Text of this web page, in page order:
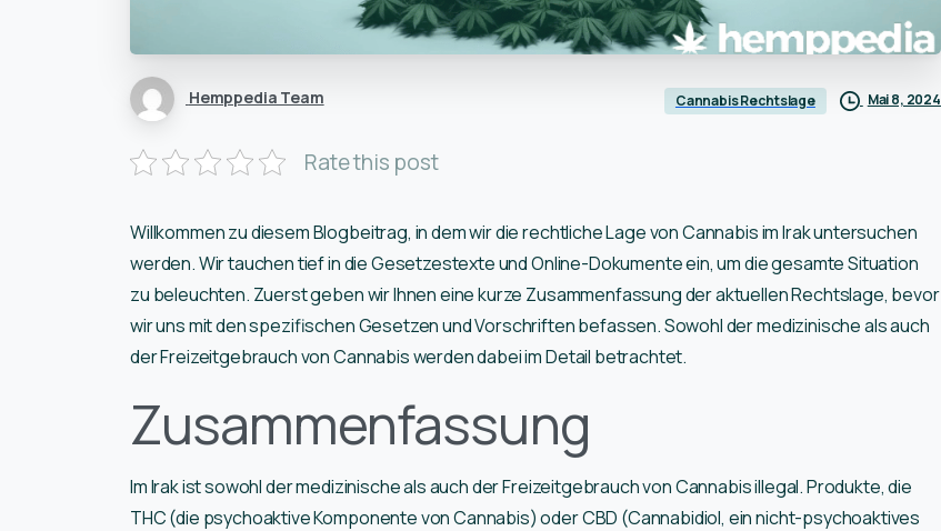
Hemppedia Team Cannabis Rechtslage Mai 8, 2024
Rate this post
Willkommen zu diesem Blogbeitrag, in dem wir die rechtliche Lage von Cannabis im Irak untersuchen
werden. Wir tauchen tief in die Gesetzestexte und Online-Dokumente ein, um die gesamte Situation
zu beleuchten. Zuerst geben wir Ihnen eine kurze Zusammenfassung der aktuellen Rechtslage, bevor
wir uns mit den spezifischen Gesetzen und Vorschriften befassen. Sowohl der medizinische als auch
der Freizeitgebrauch von Cannabis werden dabei im Detail betrachtet.
Zusammenfassung
Im Irak ist sowohl der medizinische als auch der Freizeitgebrauch von Cannabis illegal. Produkte, die
THC (die psychoaktive Komponente von Cannabis) oder CBD (Cannabidiol, ein nicht-psychoaktives